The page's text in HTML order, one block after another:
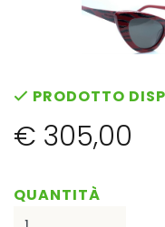
PRODOTTO
€ 305,00
QUANTITÀ